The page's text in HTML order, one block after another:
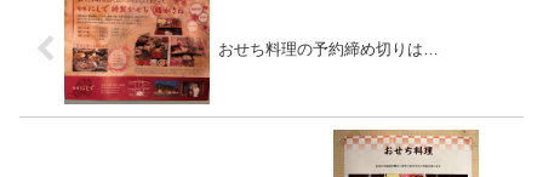
おせち料理の予約締め切りは…